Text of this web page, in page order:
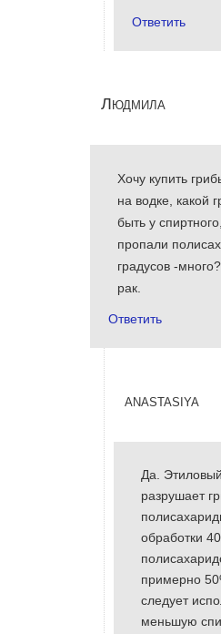
Ответить
Людмила
Хочу купить
на водке, какой
быть у
пропали
градусов -
рак.
Ответить
anastasiya
Да.
разрушает
обработки
примерно
следует
меньшую